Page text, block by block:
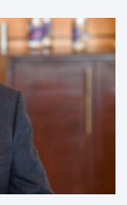
زيان، المعتقل
والمعطيات
بالأمر يستفيد منذ